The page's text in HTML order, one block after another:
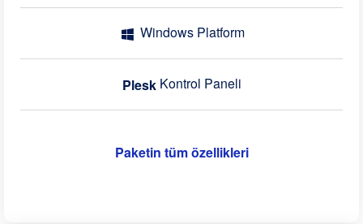
Windows Platform
PleskKontrol Paneli
Paketin tüm özellikleri